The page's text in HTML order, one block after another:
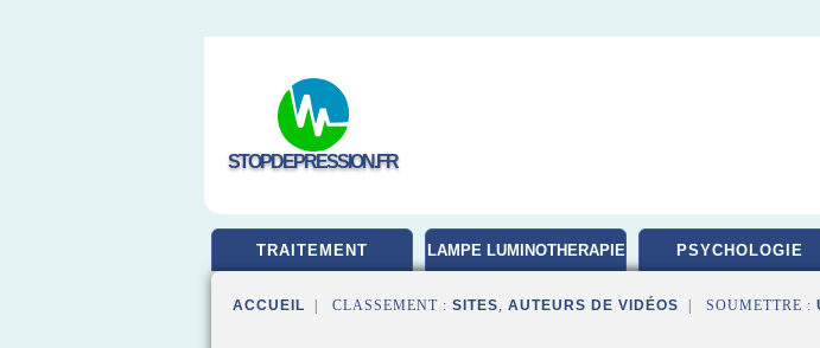
STOPDEPRESSION.FR
TRAITEMENT LAMPE LUMINOTHERAPIE PSYCHOLOGIE
ACCUEIL | CLASSEMENT : SITES, AUTEURS DE VIDÉOS | SOUMETTRE :